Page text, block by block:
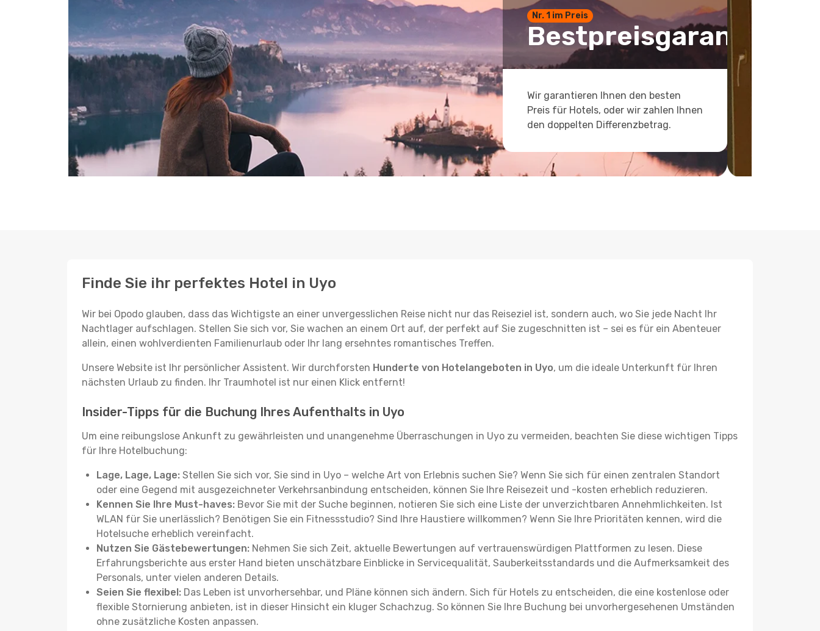
Nr. 1 im Preis
Bestpreisgarantie
Wir garantieren Ihnen den besten
Preis für Hotels, oder wir zahlen Ihnen
den doppelten Differenzbetrag.
Finde Sie ihr perfektes Hotel in Uyo
Wir bei Opodo glauben, dass das Wichtigste an einer unvergesslichen Reise nicht nur das Reiseziel ist, sondern auch, wo Sie jede Nacht Ihr
Nachtlager aufschlagen. Stellen Sie sich vor, Sie wachen an einem Ort auf, der perfekt auf Sie zugeschnitten ist – sei es für ein Abenteuer
allein, einen wohlverdienten Familienurlaub oder Ihr lang ersehntes romantisches Treffen.
Unsere Website ist Ihr persönlicher Assistent. Wir durchforsten Hunderte von Hotelangeboten in Uyo, um die ideale Unterkunft für Ihren
nächsten Urlaub zu finden. Ihr Traumhotel ist nur einen Klick entfernt!
Insider-Tipps für die Buchung Ihres Aufenthalts in Uyo
Um eine reibungslose Ankunft zu gewährleisten und unangenehme Überraschungen in Uyo zu vermeiden, beachten Sie diese wichtigen Tipps
für Ihre Hotelbuchung:
Lage, Lage, Lage: Stellen Sie sich vor, Sie sind in Uyo – welche Art von Erlebnis suchen Sie? Wenn Sie sich für einen zentralen Standort
oder eine Gegend mit ausgezeichneter Verkehrsanbindung entscheiden, können Sie Ihre Reisezeit und -kosten erheblich reduzieren.
Kennen Sie Ihre Must-haves: Bevor Sie mit der Suche beginnen, notieren Sie sich eine Liste der unverzichtbaren Annehmlichkeiten. Ist
WLAN für Sie unerlässlich? Benötigen Sie ein Fitnessstudio? Sind Ihre Haustiere willkommen? Wenn Sie Ihre Prioritäten kennen, wird die
Hotelsuche erheblich vereinfacht.
Nutzen Sie Gästebewertungen: Nehmen Sie sich Zeit, aktuelle Bewertungen auf vertrauenswürdigen Plattformen zu lesen. Diese
Erfahrungsberichte aus erster Hand bieten unschätzbare Einblicke in Servicequalität, Sauberkeitsstandards und die Aufmerksamkeit des
Personals, unter vielen anderen Details.
Seien Sie flexibel: Das Leben ist unvorhersehbar, und Pläne können sich ändern. Sich für Hotels zu entscheiden, die eine kostenlose oder
flexible Stornierung anbieten, ist in dieser Hinsicht ein kluger Schachzug. So können Sie Ihre Buchung bei unvorhergesehenen Umständen
ohne zusätzliche Kosten anpassen.